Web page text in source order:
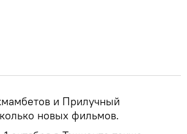
и Прилучный
новых фильмов.